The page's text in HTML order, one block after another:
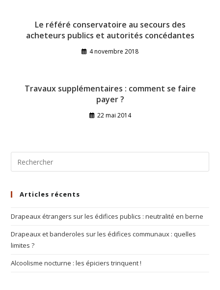
Le référé conservatoire au secours des
acheteurs publics et autorités concédantes
4 novembre 2018
Travaux supplémentaires : comment se faire
payer ?
22 mai 2014
Articles récents
Drapeaux étrangers sur les édifices publics : neutralité en berne
Drapeaux et banderoles sur les édifices communaux : quelles
limites ?
Alcoolisme nocturne : les épiciers trinquent !